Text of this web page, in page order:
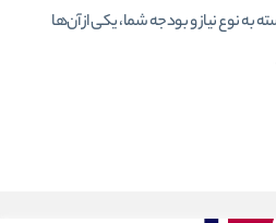
به نوع نیاز و بودجه شما، یکی از آن‌ها